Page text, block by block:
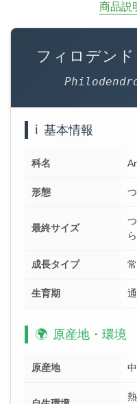
商品説
フィロデン
ℹ️ 基本情報
科名
形態
最終サイズ
成長タイプ
生育期
🌍 原産地・環境
原産地